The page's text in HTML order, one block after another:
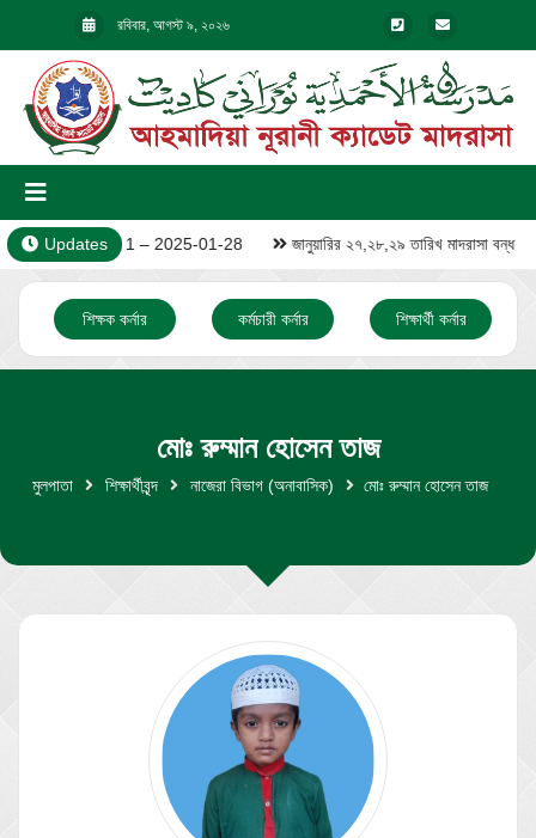
রবিবার, আগস্ট ৯, ২০২৬
Updates
Video – 1 – 2025-01-28 জানুয়ারির ২৭,২৮,২৯ তারিখ মাদরাসা বন্ধ
শিক্ষক কর্নার কর্মচারী কর্নার শিক্ষার্থী কর্নার
মোঃ রুম্মান হোসেন তাজ
মুলপাতা শিক্ষার্থীবৃন্দ নাজেরা বিভাগ (অনাবাসিক) মোঃ রুম্মান হোসেন তাজ